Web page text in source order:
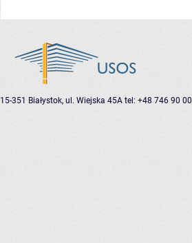
15-351 Białystok, ul. Wiejska 45A tel: +48 746 90 00